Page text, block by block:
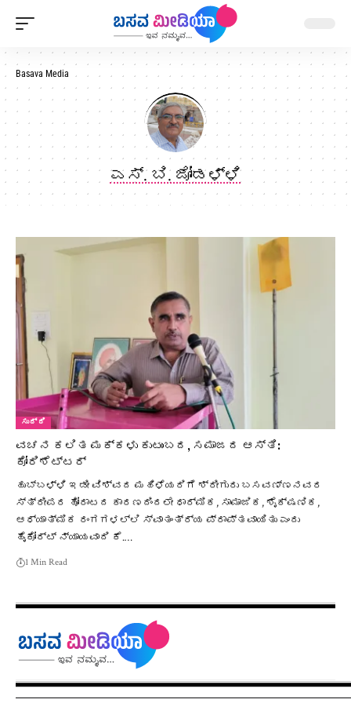
Basava Media
ಎಸ್. ಬಿ. ಜೋಡಳ್ಳಿ
ಸುದ್ದಿ
ವಚನ ಕಲಿತ ಮಕ್ಕಳು ಕುಟುಂಬದ, ಸಮಾಜದ ಆಸ್ತಿ:
ಕೋರಿಶೆಟ್ಟರ್
ಹುಬ್ಬಳ್ಳಿ ಇಡೀ ವಿಶ್ವದ ಮಹಿಳೆಯರಿಗೆ ಶ್ರೀಗುರು ಬಸವಣ್ಣನವರ
ಸ್ತ್ರೀಪರ ಹೋರಾಟದ ಕಾರಣದಿಂದಲೇ ಧಾರ್ಮಿಕ, ಸಾಮಾಜಿಕ, ಶೈಕ್ಷಣಿಕ,
ಆಧ್ಯಾತ್ಮಿಕ ರಂಗಗಳಲ್ಲಿ ಸ್ವಾತಂತ್ರ್ಯ ಪ್ರಾಪ್ತವಾಯಿತು ಎಂದು
ಹೈಕೋರ್ಟ್ ನ್ಯಾಯವಾದಿ ಕೆ.…
1 Min Read